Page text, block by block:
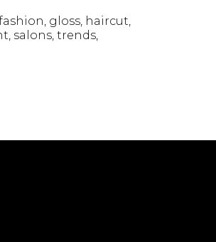
gloss haircut
salons trends